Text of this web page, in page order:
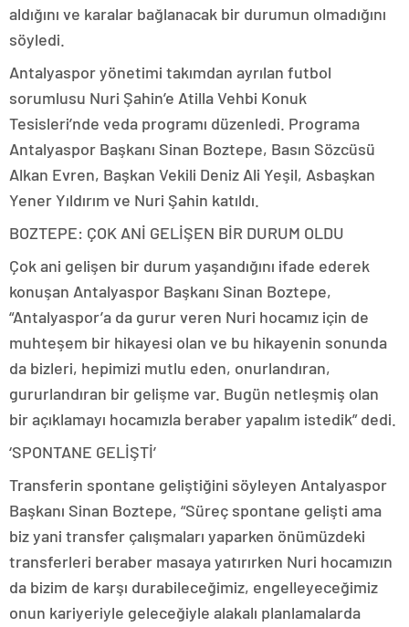
aldığını ve karalar bağlanacak bir durumun olmadığını
söyledi.
Antalyaspor yönetimi takımdan ayrılan futbol
sorumlusu Nuri Şahin’e Atilla Vehbi Konuk
Tesisleri’nde veda programı düzenledi. Programa
Antalyaspor Başkanı Sinan Boztepe, Basın Sözcüsü
Alkan Evren, Başkan Vekili Deniz Ali Yeşil, Asbaşkan
Yener Yıldırım ve Nuri Şahin katıldı.
BOZTEPE: ÇOK ANİ GELİŞEN BİR DURUM OLDU
Çok ani gelişen bir durum yaşandığını ifade ederek
konuşan Antalyaspor Başkanı Sinan Boztepe,
“Antalyaspor’a da gurur veren Nuri hocamız için de
muhteşem bir hikayesi olan ve bu hikayenin sonunda
da bizleri, hepimizi mutlu eden, onurlandıran,
gururlandıran bir gelişme var. Bugün netleşmiş olan
bir açıklamayı hocamızla beraber yapalım istedik” dedi.
‘SPONTANE GELİŞTİ’
Transferin spontane geliştiğini söyleyen Antalyaspor
Başkanı Sinan Boztepe, “Süreç spontane gelişti ama
biz yani transfer çalışmaları yaparken önümüzdeki
transferleri beraber masaya yatırırken Nuri hocamızın
da bizim de karşı durabileceğimiz, engelleyeceğimiz
onun kariyeriyle geleceğiyle alakalı planlamalarda